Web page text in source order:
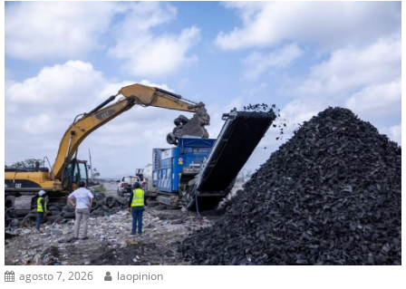
agosto 7, 2026 laopinion